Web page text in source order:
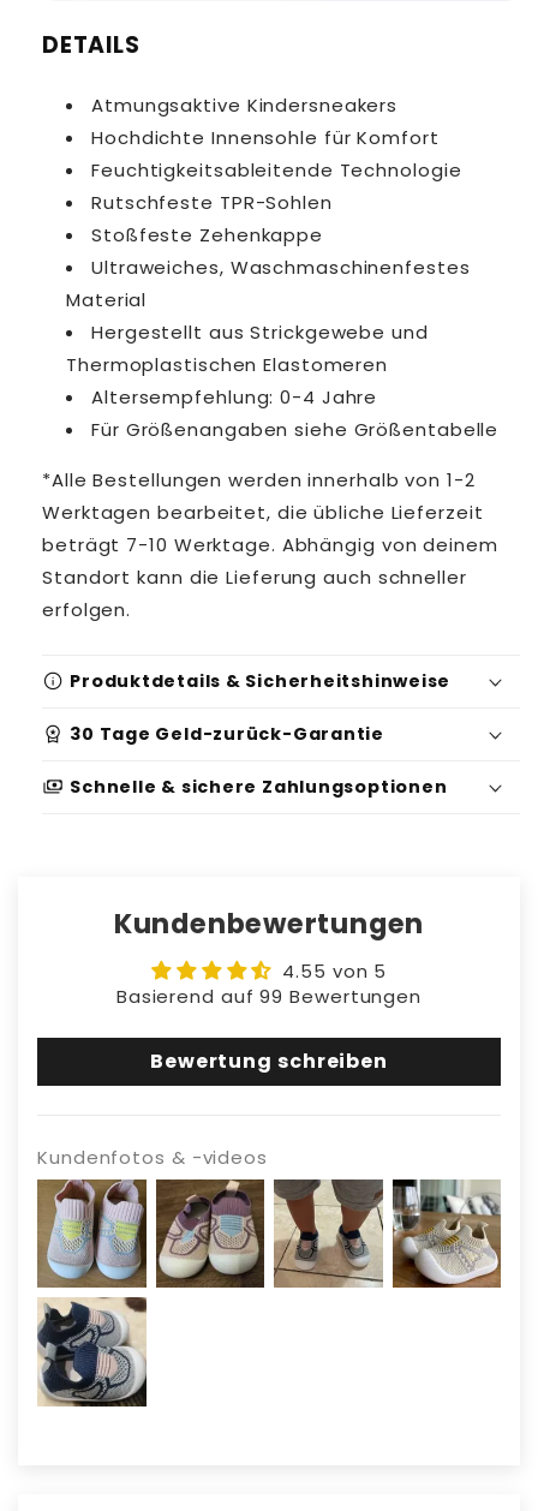
DETAILS
Atmungsaktive Kindersneakers
Hochdichte Innensohle für Komfort
Feuchtigkeitsableitende Technologie
Rutschfeste TPR-Sohlen
Stoßfeste Zehenkappe
Ultraweiches, Waschmaschinenfestes
Material
Hergestellt aus Strickgewebe und
Thermoplastischen Elastomeren
Altersempfehlung: 0-4 Jahre
Für Größenangaben siehe Größentabelle
*Alle Bestellungen werden innerhalb von 1-2
Werktagen bearbeitet, die übliche Lieferzeit
beträgt 7-10 Werktage. Abhängig von deinem
Standort kann die Lieferung auch schneller
erfolgen.
info Produktdetails & Sicherheitshinweise
Produktidentifikation:
Serien-/Batchnummer: 9731355
WARNUNG: ERSTICKUNGSGEFAHR - Kleine
Teile. Nicht für Kinder unter 3 Jahren.
Elternaufsicht ist jederzeit erforderlich,
Gebrauchsanweisung: Überprüfe das
Produkt auf Schäden und stelle die
Verwende es wie vorgesehen; modifiziere
keine Komponenten, um die Sicherheit zu
gewährleisten.
Material:
Hergestellt aus BPA-freiem Kunststoff
workspace_premium 30 Tage Geld-zurück-Garantie
payments Schnelle & sichere Zahlungsoptionen
Kundenbewertungen
4.55 von 5
Basierend auf 99 Bewertungen
Bewertung schreiben
Kundenfotos & -videos